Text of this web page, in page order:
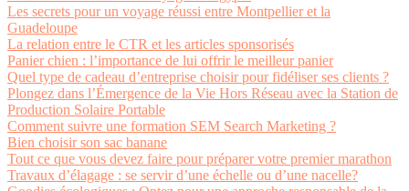
Les secrets pour un voyage réussi entre Montpellier et la
Guadeloupe
La relation entre le CTR et les articles sponsorisés
Panier chien : l’importance de lui offrir le meilleur panier
Quel type de cadeau d’entreprise choisir pour fidéliser ses clients ?
Plongez dans l’Émergence de la Vie Hors Réseau avec la Station de
Production Solaire Portable
Comment suivre une formation SEM Search Marketing ?
Bien choisir son sac banane
Tout ce que vous devez faire pour préparer votre premier marathon
Travaux d’élagage : se servir d’une échelle ou d’une nacelle?